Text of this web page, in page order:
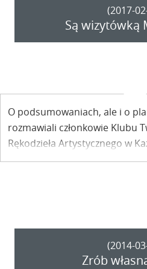
(2017-
Są wizytówką
O podsumowaniach, ale i o
rozmawiali członkowie Klubu
Rękodzieła Artystycznego w
corocznego spotkania.
(2014-
Zrób